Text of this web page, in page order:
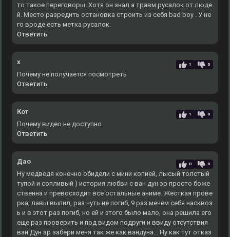
то такое переговоры. Хотя он знал а травм русалок от люде
й. Место разредить остановка строить из себя bad boy . У не
го вроде есть метка русалок.
Ответить
x 1 0
Почему не получается посмотреть
Ответить
Кот 1 0
Почему видео не доступно
Ответить
Дао 0 0
Ну медведя конечно обидели с мини копией, лысый толстый
тупой и сопливый ) история любви с ван дун эр просто боже
ственна и превосходит все остальные аниме. Жесткая прове
рка, лавы выпил, раз чуть не погиб, 9 раз мечем себя насквоз
ь и в этот раз погиб, но ей и этого было мало, она решила его
еще раз проверить и под видом подруги и ввиду отсутствия
ван Дун эр забери меня так же как вандуна... Ну как тут отказ